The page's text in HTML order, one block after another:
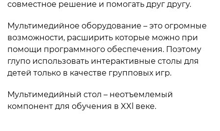
совместное решение и помогать друг другу.
Мультимедийное оборудование – это огромные
возможности, расширить которые можно при
помощи программного обеспечения. Поэтому
глупо использовать интерактивные столы для
детей только в качестве групповых игр.
Мультимедийный стол – неотъемлемый
компонент для обучения в XXl веке.